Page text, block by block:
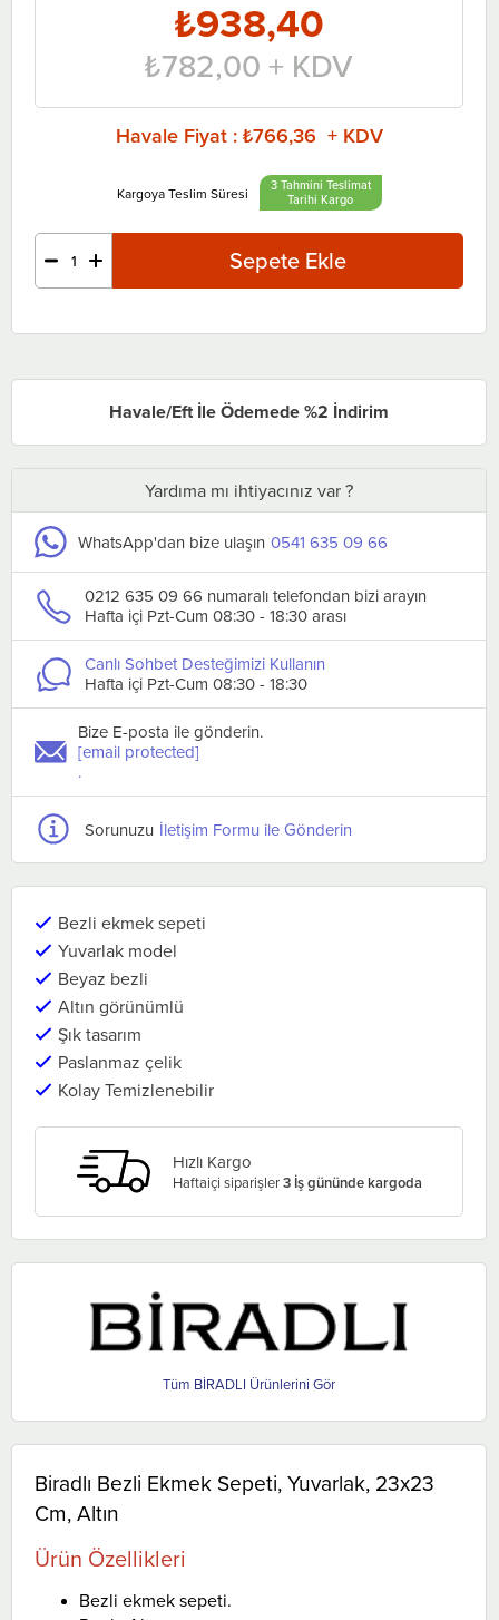
₺938,40
₺782,00 + KDV
Havale Fiyat : ₺766,36 + KDV
3 Tahmini Teslimat
Tarihi
Havale/Eft İle Ödemede %2 İndirim
Yardıma mı ihtiyacınız var ?
WhatsApp'dan bize ulaşın 0541 635 09 66
0212 635 09 66 numaralı telefondan bizi arayın
Hafta içi Pzt-Cum 08:30 - 18:30 arası
Canlı Sohbet Desteğimizi Kullanın
Hafta içi Pzt-Cum 08:30 - 18:30
Bize E-posta ile gönderin.
[email protected]
.
Sorunuzu İletişim Formu ile Gönderin
Bezli ekmek sepeti
Yuvarlak model
Beyaz bezli
Altın görünümlü
Şık tasarım
Paslanmaz çelik
Kolay Temizlenebilir
Hızlı Kargo
Haftaiçi siparişler3 İş gününde kargoda
BİRADLI
Biradlı Bezli Ekmek Sepeti, Yuvarlak, 23x23
Cm, Altın
Ürün Özellikleri
Bezli ekmek sepeti.